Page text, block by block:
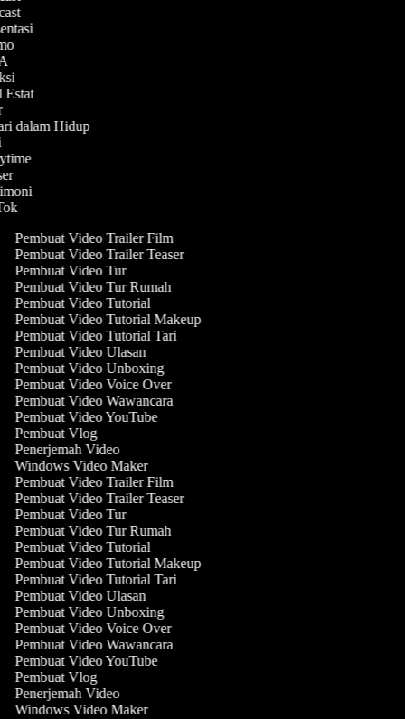
Estat
dalam Hidup
Pembuat Video Trailer Film
Pembuat Video Trailer Teaser
Pembuat Video Tur
Pembuat Video Tur Rumah
Pembuat Video Tutorial
Pembuat Video Tutorial Makeup
Pembuat Video Tutorial Tari
Pembuat Video Ulasan
Pembuat Video Unboxing
Pembuat Video Voice Over
Pembuat Video Wawancara
Pembuat Video YouTube
Pembuat Vlog
Penerjemah Video
Windows Video Maker
Pembuat Video Trailer Film
Pembuat Video Trailer Teaser
Pembuat Video Tur
Pembuat Video Tur Rumah
Pembuat Video Tutorial
Pembuat Video Tutorial Makeup
Pembuat Video Tutorial Tari
Pembuat Video Ulasan
Pembuat Video Unboxing
Pembuat Video Voice Over
Pembuat Video Wawancara
Pembuat Video YouTube
Pembuat Vlog
Penerjemah Video
Windows Video Maker